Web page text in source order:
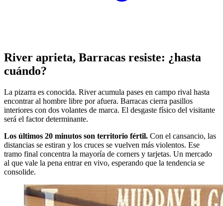
River aprieta, Barracas resiste: ¿hasta
cuándo?
La pizarra es conocida. River acumula pases en campo rival hasta
encontrar al hombre libre por afuera. Barracas cierra pasillos
interiores con dos volantes de marca. El desgaste físico del visitante
será el factor determinante.
Los últimos 20 minutos son territorio fértil. Con el cansancio, las
distancias se estiran y los cruces se vuelven más violentos. Ese
tramo final concentra la mayoría de corners y tarjetas. Un mercado
al que vale la pena entrar en vivo, esperando que la tendencia se
consolide.